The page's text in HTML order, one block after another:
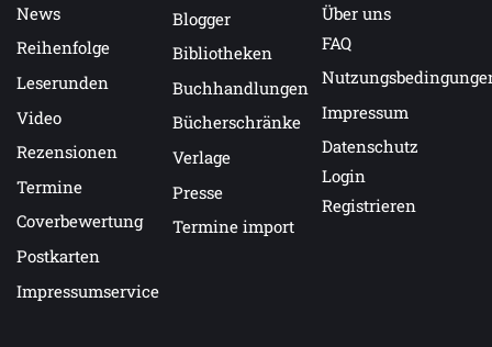
News
Reihenfolge
Leserunden
Video
Rezensionen
Termine
Coverbewertung
Postkarten
Impressumservice
Blogger
Bibliotheken
Buchhandlungen
Bücherschränke
Verlage
Presse
Termine import
Über uns
FAQ
Impressum
Datenschutz
Login
Registrieren